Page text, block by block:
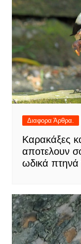
Διαφορα Άρθρα.
Καρακάξες
αποτελουν
ωδικά